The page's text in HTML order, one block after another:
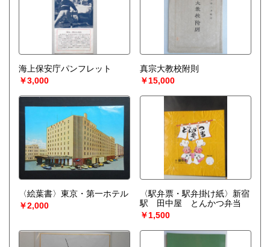
海上保安庁パンフレット
￥3,000
真宗大教校附則
￥15,000
〈絵葉書〉東京・第一ホテル
￥2,000
〈駅弁票・駅弁掛け紙〉新宿
駅 田中屋 とんかつ弁当
￥1,500